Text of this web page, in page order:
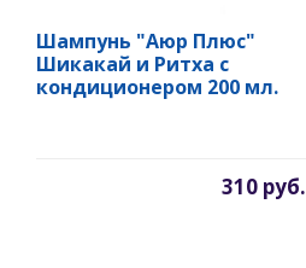
Шампунь "Аюр Плюс"
Шикакай и Ритха с
кондиционером 200 мл.
310 руб.